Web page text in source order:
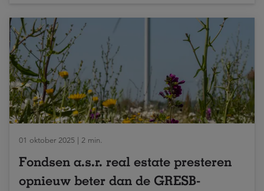
01 oktober 2025 | 2 min.
Fondsen a.s.r. real estate presteren
opnieuw beter dan de GRESB-